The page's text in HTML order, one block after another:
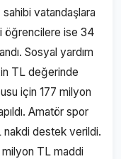
vatandaşlara
öğrencilere ise 34
Sosyal yardım
TL değerinde
için 177 milyon
Amatör spor
nakdi destek verildi.
milyon TL maddi